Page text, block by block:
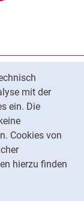
mit der
ein. Die
Cookies von
hierzu finden